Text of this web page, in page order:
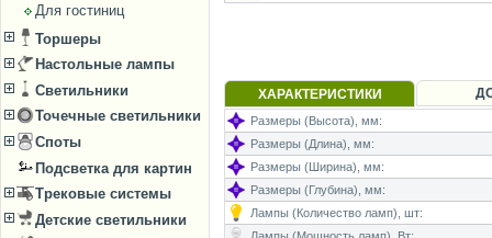
Для гостиниц
Торшеры
Настольные лампы
Светильники
Точечные светильники
Споты
Подсветка для картин
Трековые системы
Детские светильники
ХАРАКТЕРИСТИКИ
Размеры (Высота), мм:
Размеры (Длина), мм:
Размеры (Ширина), мм:
Размеры (Глубина), мм:
Лампы (Количество ламп), шт: